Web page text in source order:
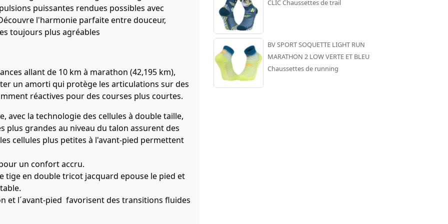
puissantes rendues possibles avec
l'harmonie parfaite entre douceur,
toujours plus agréables
allant de 10 km à marathon (42,195 km),
un amorti qui protège les articulations sur des
réactives pour des courses plus courtes.
avec la technologie des cellules à double taille,
plus grandes au niveau du talon assurent des
cellules plus petites à l'avant-pied permettent
un confort accru.
tige en double tricot jacquard epouse le pied et
et l´avant-pied favorisent des transitions fluides
CLIC Chaussettes de trail
BV SPORT SOQUETTE LIGHT RUN
MARATHON 2 LOW VERTE ET BLEU
Chaussettes de running